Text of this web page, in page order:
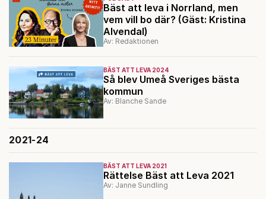
Bäst att leva i Norrland, men
vem vill bo där? (Gäst: Kristina
Alvendal)
Av: Redaktionen
BÄST ATT LEVA 2024
Så blev Umeå Sveriges bästa
kommun
Av: Blanche Sande
2021-24
BÄST ATT LEVA 2021
Rättelse Bäst att Leva 2021
Av: Janne Sundling